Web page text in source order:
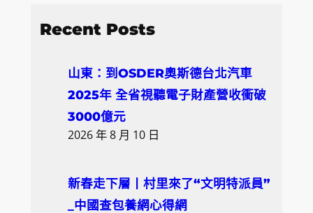
a
Recent Posts
山東：到OSDER奧斯德台北汽車
2025年 全省視聽電子財產營收衝破
3000億元
2026 年 8 月 10 日
新春走下層丨村里來了“文明特派員”
_中國查包養網心得網